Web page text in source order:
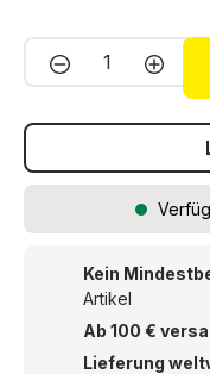
Produkt
Kein
Artikel
Ab 100 €
Lieferung